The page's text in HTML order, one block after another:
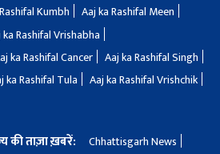
Kumbh
Aaj ka Rashifal Meen
ka Rashifal Vrishabha
ka Rashifal Cancer
Aaj ka Rashifal Singh
ka Rashifal Tula
Aaj ka Rashifal Vrishchik
की ताज़ा ख़बरें:
Chhattisgarh News